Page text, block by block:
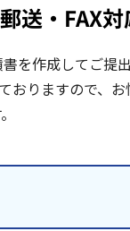
郵送・FAX対
を作成してご提
おりますので、